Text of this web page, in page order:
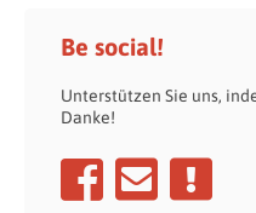
Be social!
Unterstützen Sie uns,
Danke!